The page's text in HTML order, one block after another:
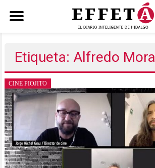
contenidoEtiqueta: Alfredo Mora
CINE PIOJITO